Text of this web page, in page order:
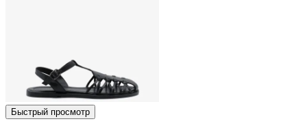
Быстрый просмотр